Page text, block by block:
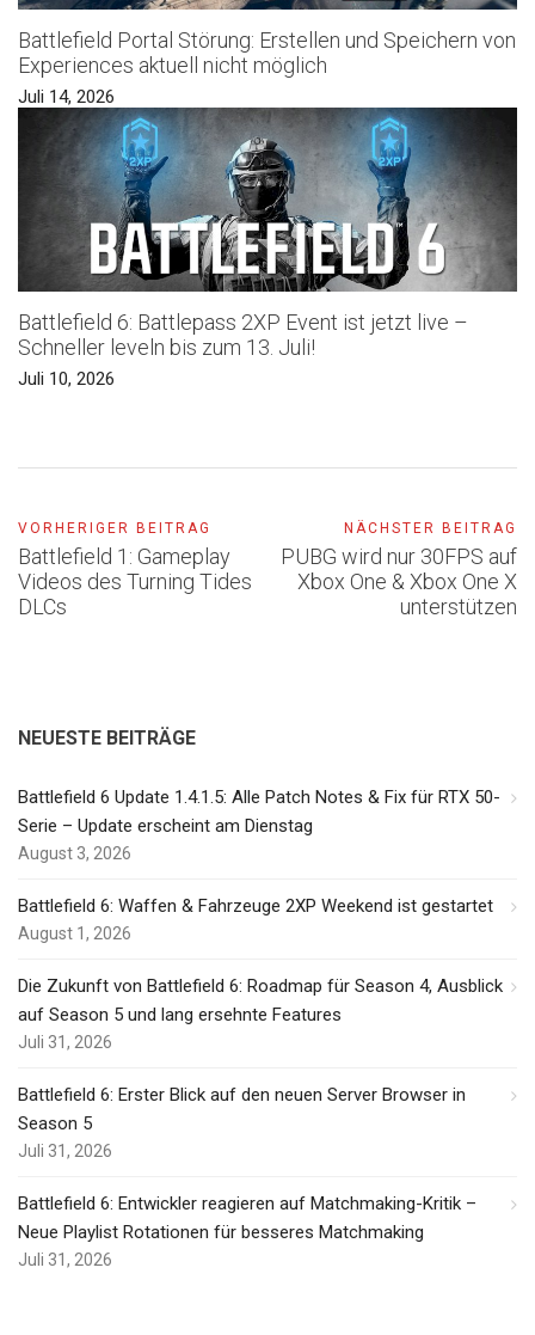
Battlefield Portal Störung: Erstellen und Speichern von
Experiences aktuell nicht möglich
Juli 14, 2026
Battlefield 6: Battlepass 2XP Event ist jetzt live –
Schneller leveln bis zum 13. Juli!
Juli 10, 2026
VORHERIGER BEITRAG
Battlefield 1: Gameplay
Videos des Turning Tides
DLCs
NÄCHSTER BEITRAG
PUBG wird nur 30FPS auf
Xbox One & Xbox One X
unterstützen
NEUESTE BEITRÄGE
Battlefield 6 Update 1.4.1.5: Alle Patch Notes & Fix für RTX 50-
Serie – Update erscheint am Dienstag
August 3, 2026
Battlefield 6: Waffen & Fahrzeuge 2XP Weekend ist gestartet
August 1, 2026
Die Zukunft von Battlefield 6: Roadmap für Season 4, Ausblick
auf Season 5 und lang ersehnte Features
Juli 31, 2026
Battlefield 6: Erster Blick auf den neuen Server Browser in
Season 5
Juli 31, 2026
Battlefield 6: Entwickler reagieren auf Matchmaking-Kritik –
Neue Playlist Rotationen für besseres Matchmaking
Juli 31, 2026